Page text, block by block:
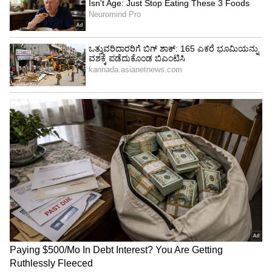
ಉಂಟಾಗಬಹುದು.
ಧನುಸ್ಸು(Sagittarius):ಸಮಯದ ವೇಗವು ನಿಮ್ಮ
ಪರವಾಗಿರುತ್ತದೆ. ಮಕ್ಕಳಿಗೆ ಸಂಬಂಧಿಸಿದಂತೆ ಕೆಲವು